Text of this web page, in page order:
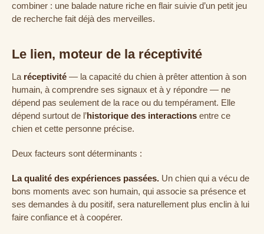
combiner : une balade nature riche en flair suivie d’un petit jeu
de recherche fait déjà des merveilles.
Le lien, moteur de la réceptivité
La réceptivité — la capacité du chien à prêter attention à son
humain, à comprendre ses signaux et à y répondre — ne
dépend pas seulement de la race ou du tempérament. Elle
dépend surtout de l’historique des interactions entre ce
chien et cette personne précise.
Deux facteurs sont déterminants :
La qualité des expériences passées. Un chien qui a vécu de
bons moments avec son humain, qui associe sa présence et
ses demandes à du positif, sera naturellement plus enclin à lui
faire confiance et à coopérer.